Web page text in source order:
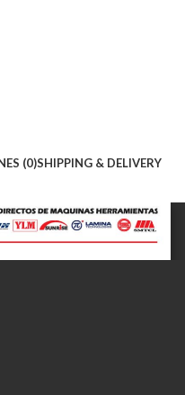
(0)SHIPPING & DELIVERY